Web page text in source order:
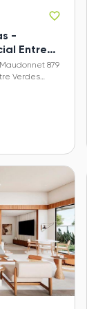
-
Entre
879
Verdes